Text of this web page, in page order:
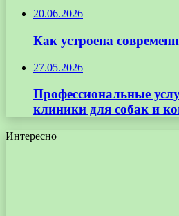
20.06.2026
Как устроена
27.05.2026
Профессиональные
клиники для собак и
Интересно